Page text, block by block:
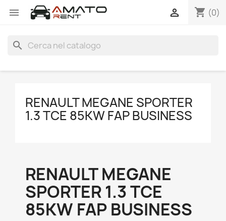
 shopping_cart (0)

search
RENAULT MEGANE SPORTER
1.3 TCE 85KW FAP BUSINESS
RENAULT MEGANE
SPORTER 1.3 TCE
85KW FAP BUSINESS